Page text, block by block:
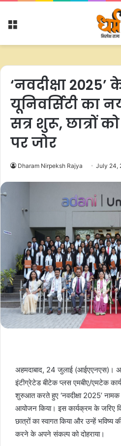
Menu
‘नवदीक्षा
यूनिवर्सिटी का
सत्र शुरू, छात्रों
पर जोर
Dharam Nirpeksh Rajya July 24,
अहमदाबाद, 24 जुलाई (आईएएनएस)।
इंटीग्रेटेड बीटेक प्लस एमबीए/एमटेक
शुरुआत करते हुए ‘नवदीक्षा 2025’
आयोजन किया। इस कार्यक्रम के जरिए
छात्रों का स्वागत किया और उन्हें भविष्य
करने के अपने संकल्प को दोहराया।